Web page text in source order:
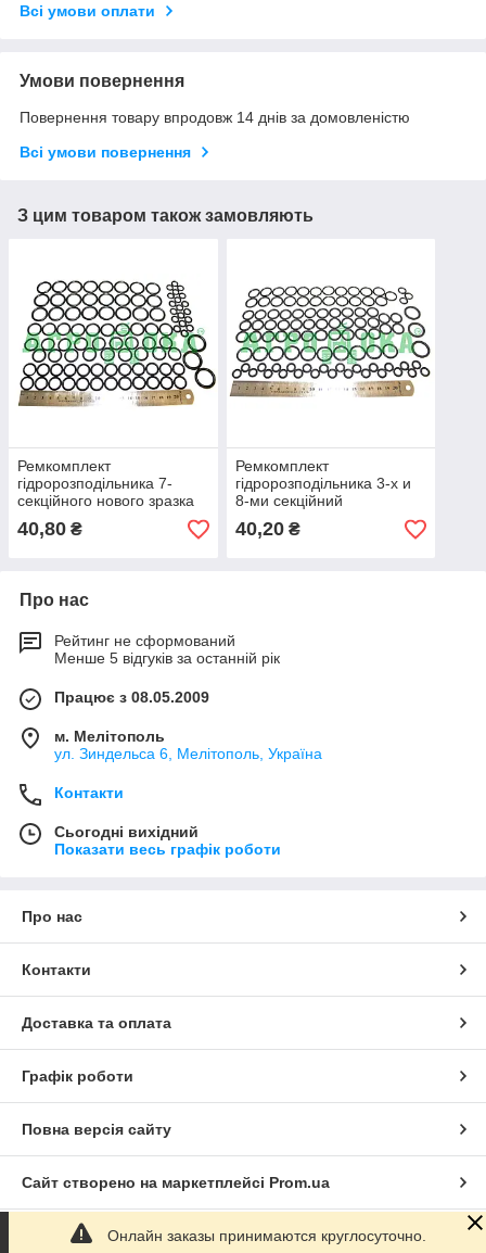
Всі умови оплати
Умови повернення
Повернення товару впродовж 14 днів за домовленістю
Всі умови повернення
З цим товаром також замовляють
Ремкомплект
гідророзподільника 7-
секційного нового зразка
ГА-34000В (94 кільця)
40,80 ₴
Ремкомплект
гідророзподільника 3-х и
8-ми секційний
ГА-34000Г-32/43 Єнисей
40,20₴
Про нас
Рейтинг не сформований
Менше 5 відгуків за останній рік
Працює з 08.05.2009
м. Мелітополь
ул. Зиндельса 6, Мелітополь, Україна
Контакти
Сьогодні вихідний
Показати весь графік роботи
Про нас
Контакти
Доставка та оплата
Графік роботи
Повна версія сайту
Сайт створено на маркетплейсі Prom.ua
Політика конфіденційності
Онлайн заказы принимаются круглосуточно.